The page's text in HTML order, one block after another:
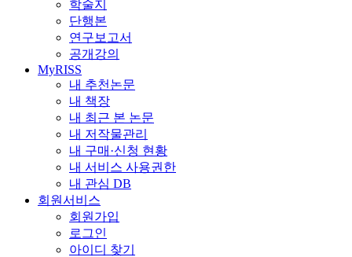
학술지
단행본
연구보고서
공개강의
MyRISS
내 추천논문
내 책장
내 최근 본 논문
내 저작물관리
내 구매·신청 현황
내 서비스 사용권한
내 관심 DB
회원서비스
회원가입
로그인
아이디 찾기